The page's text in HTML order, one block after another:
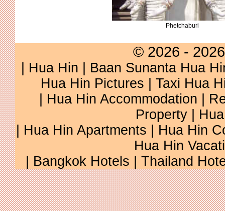
Phetchaburi
© 2026 -
Hua Hin
Baan Sunanta Hua
Hua Hin Pictures
Taxi Hua
Hua Hin Accommodation
Property
Hua Hin Apartments
Hua Hin
Hua Hin
Bangkok Hotels Thailand